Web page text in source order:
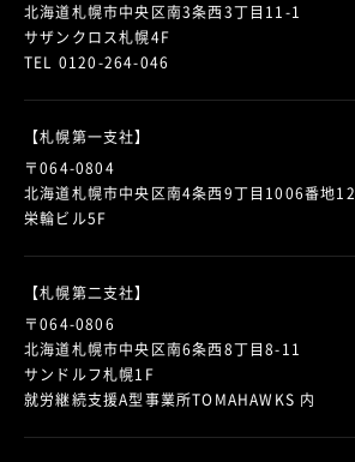
北海道札幌市中央区南3条西3丁目11-1
サザンクロス札幌4F
TEL 0120-264-046
【札幌第一支社】
〒064-0804
北海道札幌市中央区南4条西9丁目1006番地12
栄輪ビル5F
【札幌第二支社】
〒064-0806
北海道札幌市中央区南6条西8丁目8-11
サンドルフ札幌1F
就労継続支援A型事業所TOMAHAWKS 内